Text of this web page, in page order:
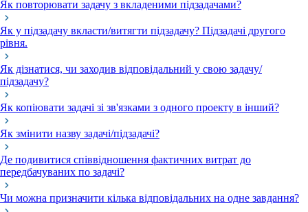
Як повторювати задачу з вкладеними підзадачами?
Як у підзадачу вкласти/витягти підзадачу? Підзадачі другого
рівня.
Як дізнатися, чи заходив відповідальний у свою задачу/
підзадачу?
Як копіювати задачі зі зв'язками з одного проекту в інший?
Як змінити назву задачі/підзадачі?
Де подивитися співвідношення фактичних витрат до
передбачуваних по задачі?
Чи можна призначити кілька відповідальних на одне завдання?